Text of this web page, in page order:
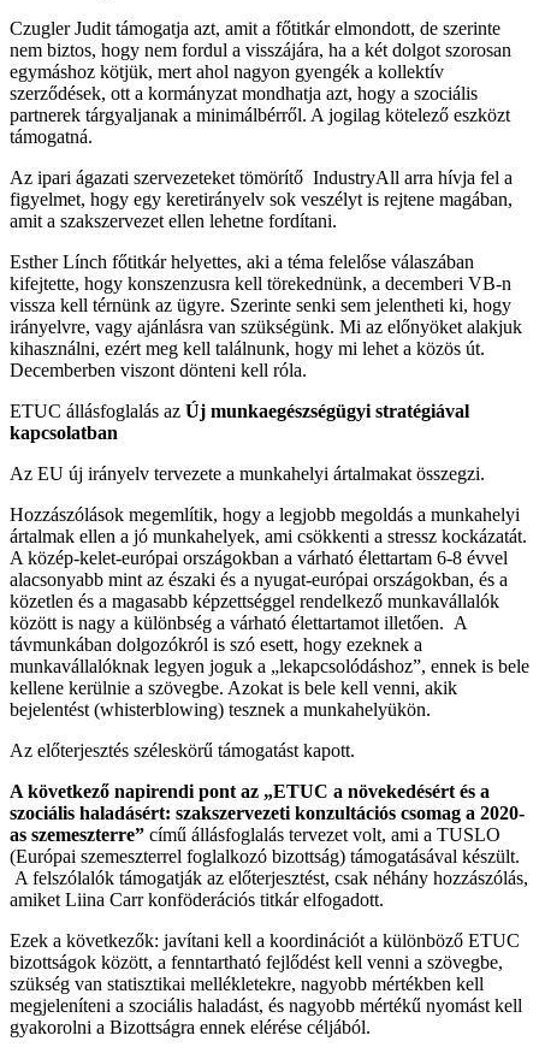
Czugler Judit támogatja azt, amit a főtitkár elmondott, de szerinte
nem biztos, hogy nem fordul a visszájára, ha a két dolgot szorosan
egymáshoz kötjük, mert ahol nagyon gyengék a kollektív
szerződések, ott a kormányzat mondhatja azt, hogy a szociális
partnerek tárgyaljanak a minimálbérről. A jogilag kötelező eszközt
támogatná.
Az ipari ágazati szervezeteket tömörítő IndustryAll arra hívja fel a
figyelmet, hogy egy keretirányelv sok veszélyt is rejtene magában,
amit a szakszervezet ellen lehetne fordítani.
Esther Línch főtitkár helyettes, aki a téma felelőse válaszában
kifejtette, hogy konszenzusra kell törekednünk, a decemberi VB-n
vissza kell térnünk az ügyre. Szerinte senki sem jelentheti ki, hogy
irányelvre, vagy ajánlásra van szükségünk. Mi az előnyöket alakjuk
kihasználni, ezért meg kell találnunk, hogy mi lehet a közös út.
Decemberben viszont dönteni kell róla.
ETUC állásfoglalás az Új munkaegészségügyi stratégiával
kapcsolatban
Az EU új irányelv tervezete a munkahelyi ártalmakat összegzi.
Hozzászólások megemlítik, hogy a legjobb megoldás a munkahelyi
ártalmak ellen a jó munkahelyek, ami csökkenti a stressz kockázatát.
A közép-kelet-európai országokban a várható élettartam 6-8 évvel
alacsonyabb mint az északi és a nyugat-európai országokban, és a
közetlen és a magasabb képzettséggel rendelkező munkavállalók
között is nagy a különbség a várható élettartamot illetően. A
távmunkában dolgozókról is szó esett, hogy ezeknek a
munkavállalóknak legyen joguk a „lekapcsolódáshoz”, ennek is bele
kellene kerülnie a szövegbe. Azokat is bele kell venni, akik
bejelentést (whisterblowing) tesznek a munkahelyükön.
Az előterjesztés széleskörű támogatást kapott.
A következő napirendi pont az „ETUC a növekedésért és a
szociális haladásért: szakszervezeti konzultációs csomag a 2020-
as szemeszterre” című állásfoglalás tervezet volt, ami a TUSLO
(Európai szemeszterrel foglalkozó bizottság) támogatásával készült.
A felszólalók támogatják az előterjesztést, csak néhány hozzászólás,
amiket Liina Carr konföderációs titkár elfogadott.
Ezek a következők: javítani kell a koordinációt a különböző ETUC
bizottságok között, a fenntartható fejlődést kell venni a szövegbe,
szükség van statisztikai mellékletekre, nagyobb mértékben kell
megjeleníteni a szociális haladást, és nagyobb mértékű nyomást kell
gyakorolni a Bizottságra ennek elérése céljából.